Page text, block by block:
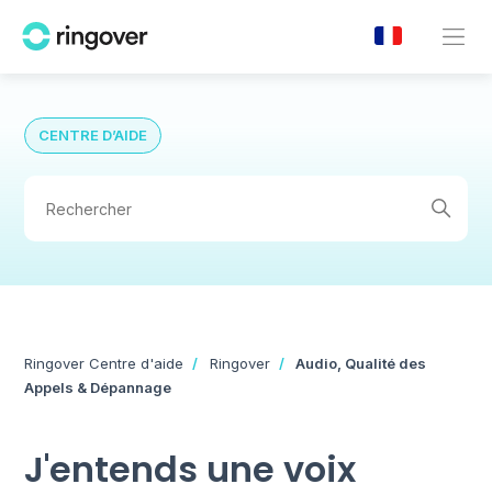
CENTRE D’AIDE
Ringover Centre d'aide Ringover
Audio, Qualité des
Appels & Dépannage
J'entends une voix